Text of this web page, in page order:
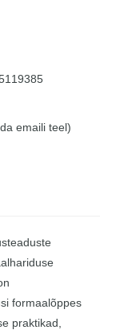
emaili teel)
formaalõppes
praktikad,